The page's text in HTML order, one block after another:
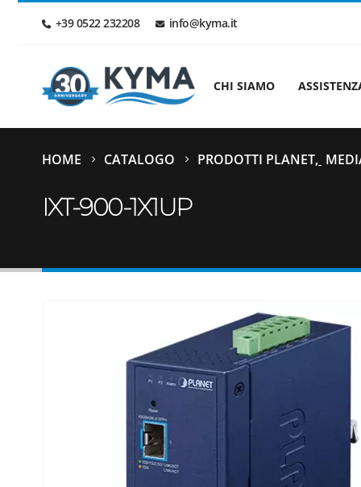
+39 0522 232208 info@kyma.it
CHI SIAMO
HOME CATALOGO PRODOTTI PLANET,
IXT-900-1X1UP